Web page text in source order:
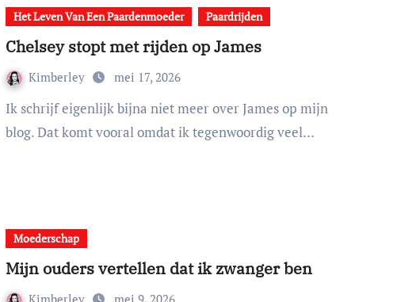
Het Leven Van Een Paardenmoeder Paardrijden
Chelsey stopt met rijden op James
Kimberley mei 17, 2026
Ik schrijf eigenlijk bijna niet meer over James op mijn
blog. Dat komt vooral omdat ik tegenwoordig veel…
Moederschap
Mijn ouders vertellen dat ik zwanger ben
Kimberley mei 9, 2026